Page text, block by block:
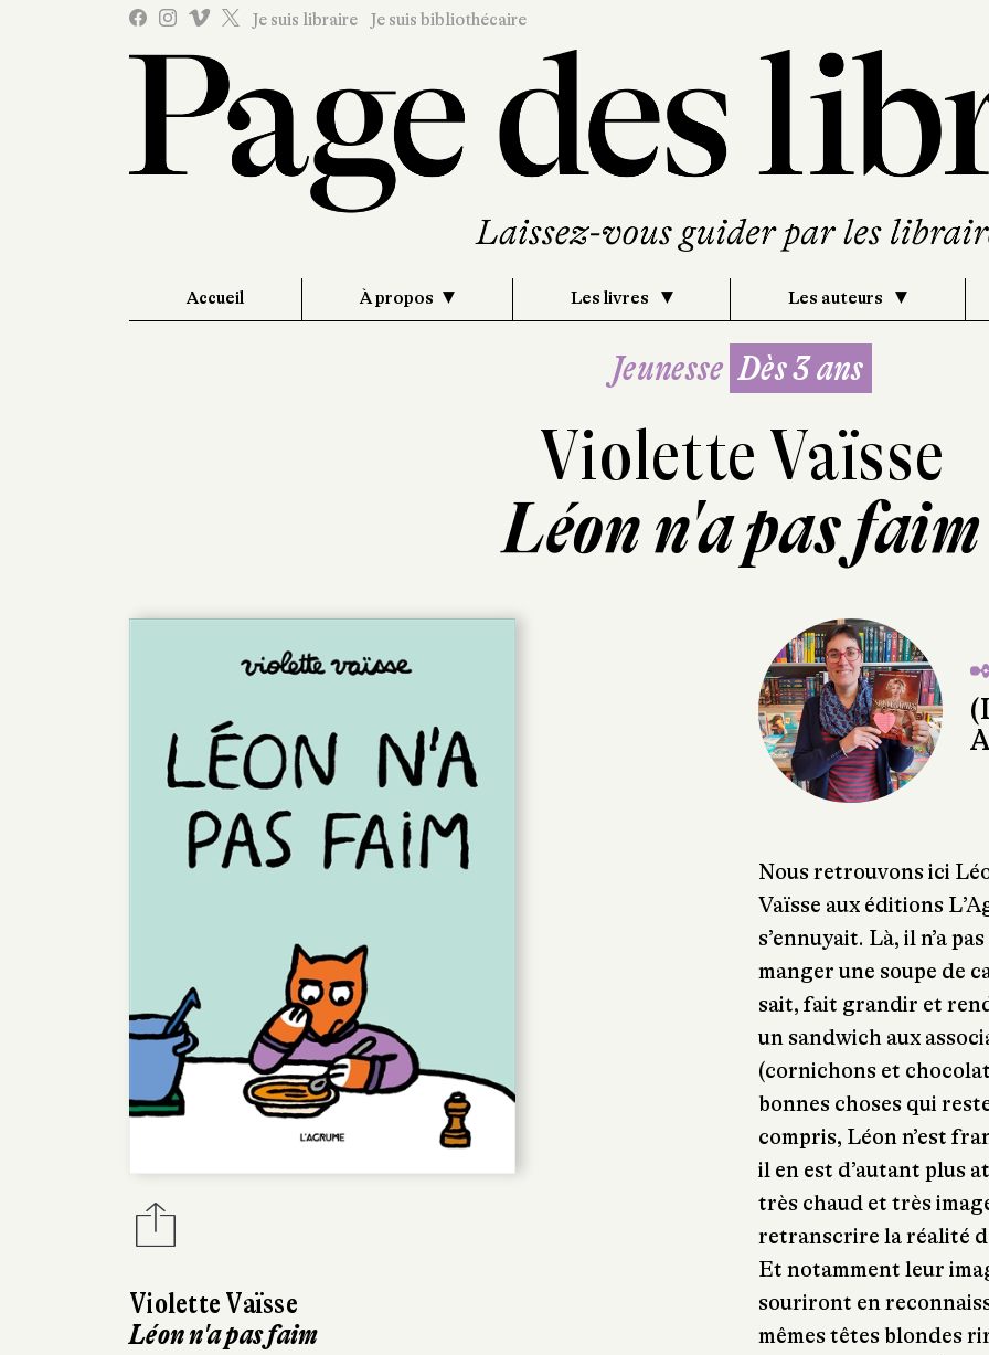
Je suis libraire Je suis bibliothécaire
Accueil À propos Les livres Les auteurs
Jeunesse Dès 3 ans
Violette Vaïsse
Léon n'a pas faim
Violette Vaïsse
Léon n'a pas faim
Nous retrouvons ici
Vaïsse aux éditions
s’ennuyait. Là, il n’a
manger une soupe de
sait, fait grandir et
un sandwich aux
(cornichons et
bonnes choses qui
compris, Léon n’est
il en est d’autant plus
très chaud et très
retranscrire la réalité
Et notamment leur
souriront en
mêmes têtes blondes